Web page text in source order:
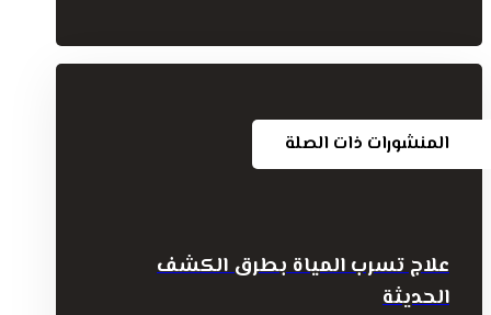
المنشورات ذات الصلة
علاج تسرب المياة بطرق الكشف
الحديثة